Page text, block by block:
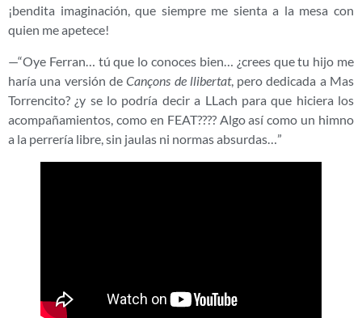
¡bendita imaginación, que siempre me sienta a la mesa con
quien me apetece!
—“Oye Ferran… tú que lo conoces bien… ¿crees que tu hijo me
haría una versión deCançons de llibertat, pero dedicada a Mas
Torrencito? ¿y se lo podría decir a LLach para que hiciera los
acompañamientos, como en FEAT???? Algo así como un himno
a la perrería libre, sin jaulas ni normas absurdas…”